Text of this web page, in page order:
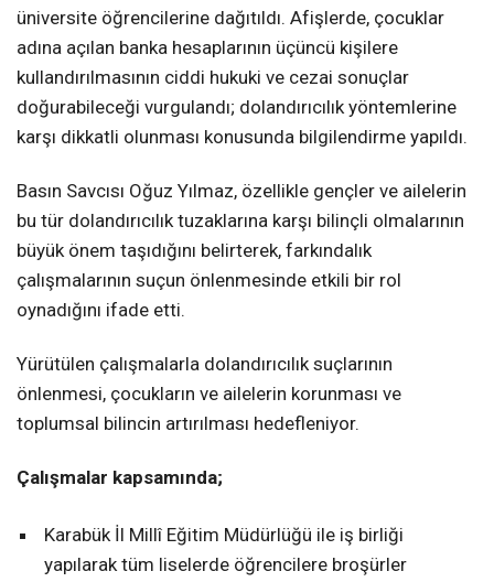
üniversite öğrencilerine dağıtıldı. Afişlerde, çocuklar
adına açılan banka hesaplarının üçüncü kişilere
kullandırılmasının ciddi hukuki ve cezai sonuçlar
doğurabileceği vurgulandı; dolandırıcılık yöntemlerine
karşı dikkatli olunması konusunda bilgilendirme yapıldı.
Basın Savcısı Oğuz Yılmaz, özellikle gençler ve ailelerin
bu tür dolandırıcılık tuzaklarına karşı bilinçli olmalarının
büyük önem taşıdığını belirterek, farkındalık
çalışmalarının suçun önlenmesinde etkili bir rol
oynadığını ifade etti.
Yürütülen çalışmalarla dolandırıcılık suçlarının
önlenmesi, çocukların ve ailelerin korunması ve
toplumsal bilincin artırılması hedefleniyor.
Çalışmalar kapsamında;
Karabük İl Millî Eğitim Müdürlüğü ile iş birliği
yapılarak tüm liselerde öğrencilere broşürler